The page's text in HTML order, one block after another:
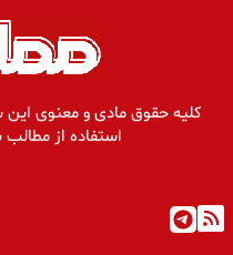
کلیه حقوق مادی و معنوی این
استفاده از مطالب